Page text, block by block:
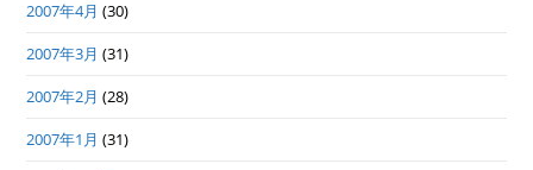
2007年4月 (30)
2007年3月 (31)
2007年2月 (28)
2007年1月 (31)